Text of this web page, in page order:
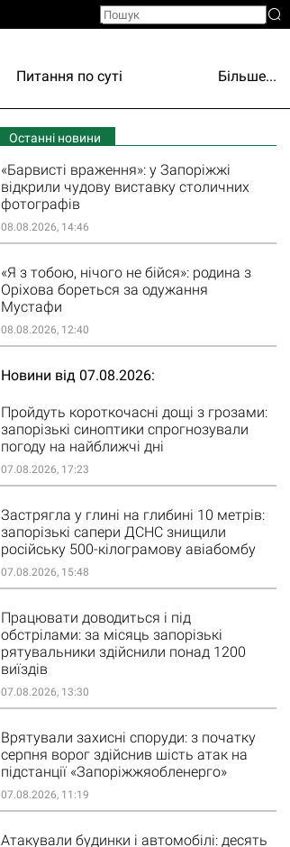
Питання по суті Більше...
Останні новини
«Барвисті враження»: у Запоріжжі
відкрили чудову виставку столичних
фотографів
08.08.2026, 14:46
«Я з тобою, нічого не бійся»: родина з
Оріхова бореться за одужання
Мустафи
08.08.2026, 12:40
Новини від 07.08.2026
Пройдуть короткочасні дощі з грозами:
запорізькі синоптики спрогнозували
погоду на найближчі дні
07.08.2026, 17:23
Застрягла у глині на глибині 10 метрів:
запорізькі сапери ДСНС знищили
російську 500-кілограмову авіабомбу
07.08.2026, 15:48
Працювати доводиться і під
обстрілами: за місяць запорізькі
рятувальники здійснили понад 1200
виїздів
07.08.2026, 13:30
Врятували захисні споруди: з початку
серпня ворог здійснив шість атак на
підстанції «Запоріжжяобленерго»
07.08.2026, 11:19
Атакували будинки і автомобілі: десять